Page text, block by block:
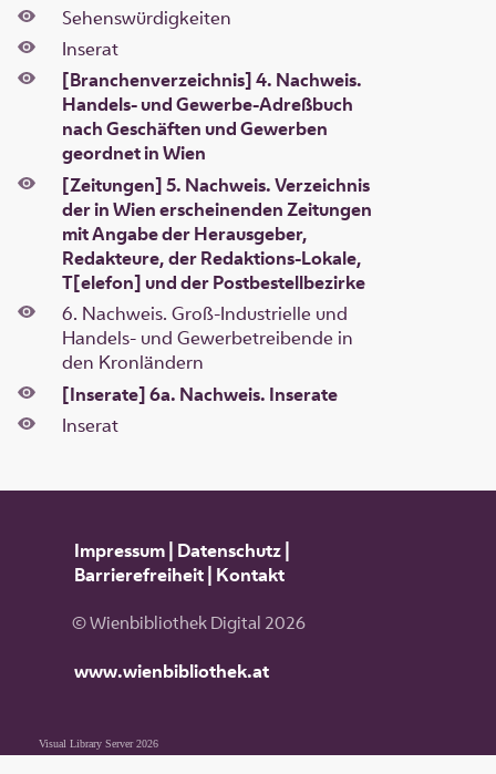
Sehenswürdigkeiten
Inserat
[Branchenverzeichnis] 4. Nachweis.
Handels- und Gewerbe-Adreßbuch
nach Geschäften und Gewerben
geordnet in Wien
[Zeitungen] 5. Nachweis. Verzeichnis
der in Wien erscheinenden Zeitungen
mit Angabe der Herausgeber,
Redakteure, der Redaktions-Lokale,
T[elefon] und der Postbestellbezirke
6. Nachweis. Groß-Industrielle und
Handels- und Gewerbetreibende in
den Kronländern
[Inserate] 6a. Nachweis. Inserate
Inserat
Impressum| Datenschutz|
Barrierefreiheit| Kontakt
© Wienbibliothek Digital 2026
www.wienbibliothek.at
Visual Library Server 2026